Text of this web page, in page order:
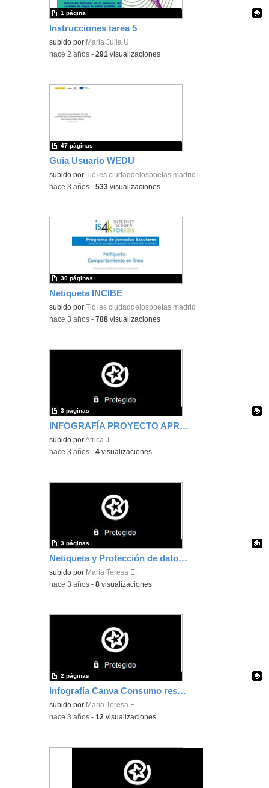
Instrucciones tarea 5
Contenido educativo.
subido por Maria Julia U.
1 página
-hace 2 años -291 visualizaciones
Guía Usuario WEDU
subido por Tic ies ciudaddelospoetas madrid
47 páginas
-hace 3 años -533 visualizaciones
Netiqueta INCIBE
subido por Tic ies ciudaddelospoetas madrid
30 páginas
-hace 3 años -788 visualizaciones
INFOGRAFÍA PROYECTO APRENDIZAJE-SERVICIO
Contenido educativo.
subido porAfrica J.
3 páginas
-hace 3 años -4 visualizaciones
Netiqueta y Protección de datos_Presentación
Contenido educativo.
subido por Maria Teresa E.
3 páginas
-hace 3 años -8 visualizaciones
Infografía Canva Consumo responsable de papel
Contenido educativo.
subido por Maria Teresa E.
2 páginas
-hace 3 años -12 visualizaciones